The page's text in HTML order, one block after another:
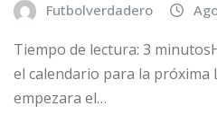
Futbolverdadero
Tiempo de lectura: 3
el calendario para la próxima
empezara el…